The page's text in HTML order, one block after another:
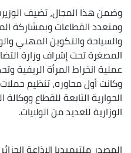
وضمن هذا المجال، تضيف
ومتعدد القطاعات وبمشاركة
والسياحة والتكوين المهني
المصغرة تحت إشراف وزارة
عملية انخراط المرأة الريفية
وكانت أول محاوره، تنظيم
الحوارية التابعة للقطاع ووكالة
الوزارية للعديد من الولايات.
المصدرملتيميديا الإذاعة الجزائرية